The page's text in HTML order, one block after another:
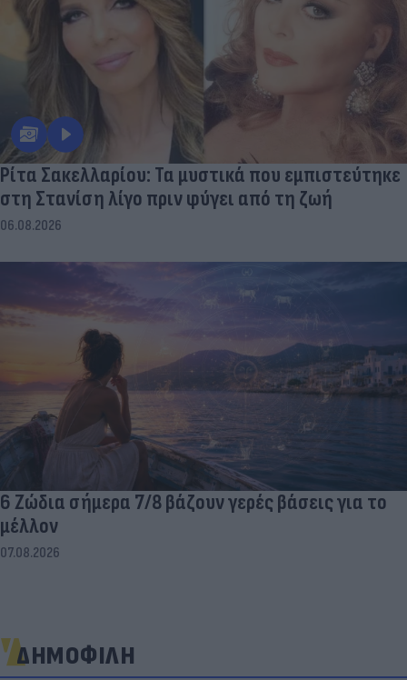
Ρίτα Σακελλαρίου: Τα μυστικά που εμπιστεύτηκε
στη Στανίση λίγο πριν φύγει από τη ζωή
06.08.2026
6 Ζώδια σήμερα 7/8 βάζουν γερές βάσεις για το
μέλλον
07.08.2026
ΔΗΜΟΦΙΛΗ